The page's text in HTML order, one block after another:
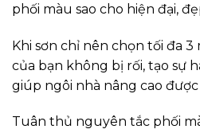
phối màu sao cho hiện đại,
Khi sơn chỉ nên chọn tối đa 3
của bạn không bị rối, tạo sự
giúp ngôi nhà nâng cao
Tuân thủ nguyên tắc phối